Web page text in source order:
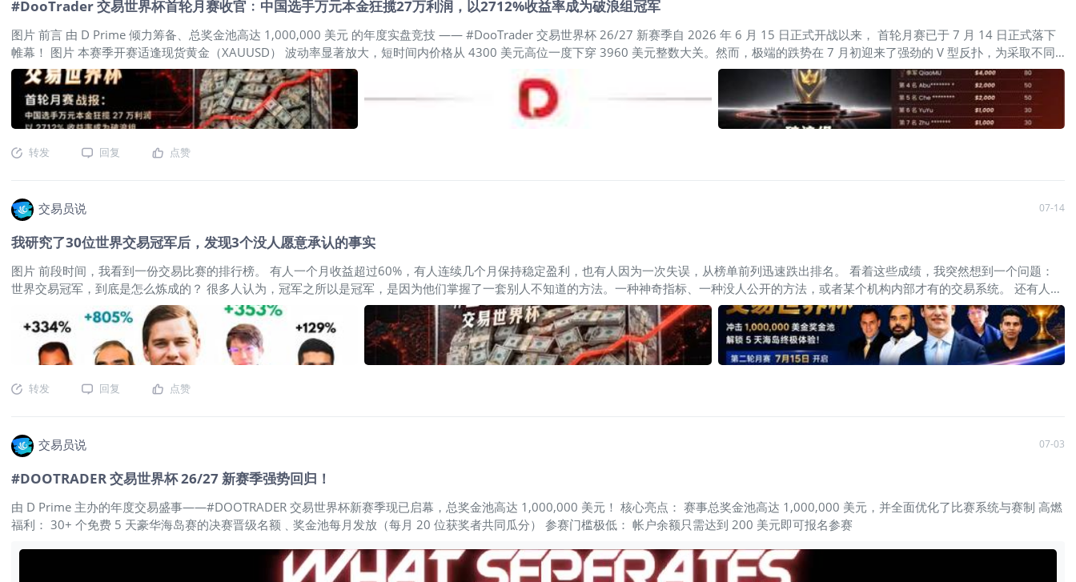
禁区 这是文件中含金量最高的变化。如今企业的核心价值往往不在厂房设备，而在算法、源代码、模型参数、工艺诀窍（Kno
#DooTrader 交易世界杯首轮月赛收官﹕中国选手万元本金狂揽27万利润，以2712%收益率成为破浪组冠军
图片 前言 由 D Prime 倾力筹备、总奖金池高达 1,000,000 美元 的年度实盘竞技 —— #DooTrader 交易世界杯 26/27 新赛季自 2026 年 6 月 15 日正式开战以来， 首轮月赛已于 7 月 14 日正式落下
帷幕！ 图片 本赛季开赛适逢现货黄金（XAUUSD） 波动率显著放大，短时间内价格从 4300 美元高位一度下穿 3960 美元整数大关。然而，极端的跌势在 7 月初迎来了强劲的 V 型反扑，为采取不同
交易策略的选手提供了丰富的操作空间。 来自中国赛区的选手 TO_KING 凭借精准捕捉美国 6 月非农数据公布后黄金的大涨行情，以 10,000 美元本金斩获了 271,258 美元，创造了 2712% 的收益率
加冕首轮月赛破浪组桂冠！ #DOOTRADER 交易世界杯首轮月赛中期战报 图片 图片 数据截至 2026 年 7 月 14 日 首轮月赛战况：中国选手精准捕捉美国非农数据公布后的黄金大涨行情 在全新
的 #DooTrader 交易世界杯赛制下，新锐组与破浪组的 Top 10 选手将按月瓜分每月奖金池。本轮比赛中，XAUUSD、NAS100、 XAGUSD 成为了全球选手对决的主要战场。 精彩复盘 Review 非农前
夕建仓，1 万本金狂赚 27 万美元利润 图片 在 7 月初的黄金市场中，破浪组冠军 TO_KING 在宏观基本面的博弈上展现了顶尖的眼光，精准捕捉了美国 6 月非农就业数据公布后黄金大涨的行情﹕ · 前
转发 回复 点赞
交易员说 07-14
我研究了30位世界交易冠军后，发现3个没人愿意承认的事实
图片 前段时间，我看到一份交易比赛的排行榜。 有人一个月收益超过60%，有人连续几个月保持稳定盈利，也有人因为一次失误，从榜单前列迅速跌出排名。 看着这些成绩，我突然想到一个问题：
世界交易冠军，到底是怎么炼成的？ 很多人认为，冠军之所以是冠军，是因为他们掌握了一套别人不知道的方法。一种神奇指标、一种没人公开的方法，或者某个机构内部才有的交易系统。 还有人相
信，只要花足够多的钱，就一定能买到所谓的"圣杯策略"。 以前我也是这么认为。 直到过去几年，我陆续研究了30多位世界级冠军交易员，你会发现一个颠覆认知的事实，即他们真正相似的地方，不
是方法，而是思维。 马克·米勒维尼（Mark Minervini）、奥利弗·凯尔（Oliver Kell）、杰伊·凯佩尔（Jay Kaeppel）等等，他们来自世界交易锦标赛、美国投资冠军赛、自动交易锦标赛（ATC）以及
全球不同的职业交易团队。 我还从杰克·施瓦格的《市场奇才》一书中读过一些上世纪顶级交易员们的采访，看过他们的交易记录，也拆解过他们大量真实案例。比如保罗·都铎·琼斯（Paul Tudor
Jones）、艾德·塞柯塔（Ed Seykota）以及迈克尔·马库斯（Michael Marcus）等。 最后，我越来越相信一个结论：交易冠军最大的秘密，就是没有秘密。 真正拉开人与人差距的，从来不是策略，而
像 #DooTrader交易世界杯 这样面向全球交易者的赛事越来越受到关注的原因。 图片 对于职业交易者而言，它不仅是一场收益排名，更像是一块"试金石"——你的交易系统到底有没有优势，你的风控
转发 回复 点赞
交易员说 07-03
#DOOTRADER 交易世界杯 26/27 新赛季强势回归！
由 D Prime 主办的年度交易盛事——#DOOTRADER 交易世界杯新赛季现已启幕，总奖金池高达 1,000,000 美元！ 核心亮点： 赛事总奖金池高达 1,000,000 美元，并全面优化了比赛系统与赛制 高燃
福利： 30+ 个免费 5 天豪华海岛赛的决赛晋级名额﹑奖金池每月发放（每月 20 位获奖者共同瓜分） 参赛门槛极低： 帐户余额只需达到 200 美元即可报名参赛